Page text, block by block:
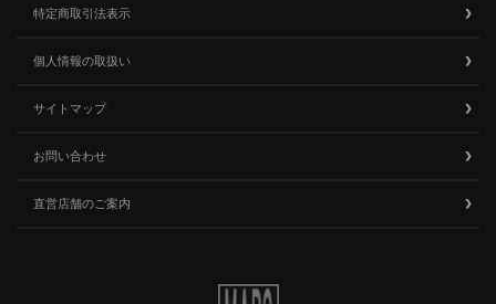
特定商取引法表示
個人情報の取扱い
サイトマップ
お問い合わせ
直営店舗のご案内